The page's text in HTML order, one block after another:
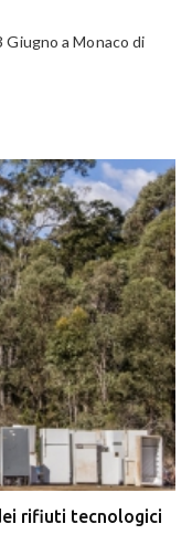
Giugno a Monaco di
rifiuti tecnologici